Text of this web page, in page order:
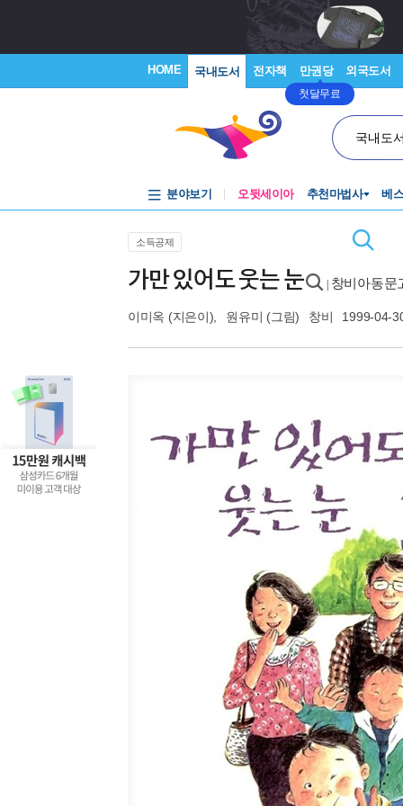
HOME 국내도서 전자책 만권당
첫달무료
외국도서
국내도
분야보기 오뒷세이아 추천마법사 베
소득공제
가만 있어도 웃는 눈 창비아동문
이미옥 (지은이), 원유미 (그림) 창비 1999-04-